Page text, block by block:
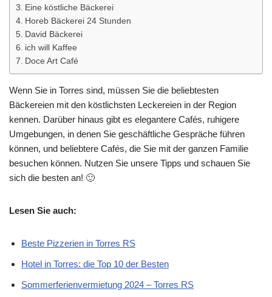
Eine köstliche Bäckerei
Horeb Bäckerei 24 Stunden
David Bäckerei
ich will Kaffee
Doce Art Café
Wenn Sie in Torres sind, müssen Sie die beliebtesten
Bäckereien mit den köstlichsten Leckereien in der Region
kennen. Darüber hinaus gibt es elegantere Cafés, ruhigere
Umgebungen, in denen Sie geschäftliche Gespräche führen
können, und beliebtere Cafés, die Sie mit der ganzen Familie
besuchen können. Nutzen Sie unsere Tipps und schauen Sie
sich die besten an! 🙂
Lesen Sie auch:
Beste Pizzerien in Torres RS
Hotel in Torres: die Top 10 der Besten
Sommerferienvermietung 2024 – Torres RS